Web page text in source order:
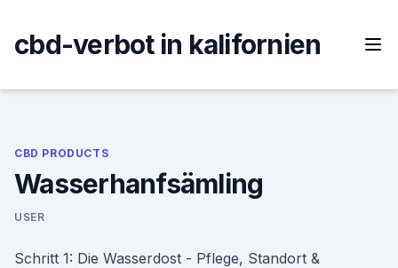
content
cbd-verbot in kalifornien
CBD PRODUCTS
Wasserhanfsämling
USER
Schritt 1: Die Wasserdost - Pflege, Standort &